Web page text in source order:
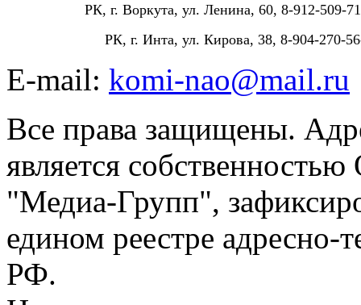
РК, г. Воркута, ул. Ленина, 60, 8-912-509-
РК, г. Инта, ул. Кирова, 38, 8-904-270-
E-mail: komi-nao@mail.ru
Все права защищены.
является
"Медиа-Групп",
едином реестре адресно-
РФ.